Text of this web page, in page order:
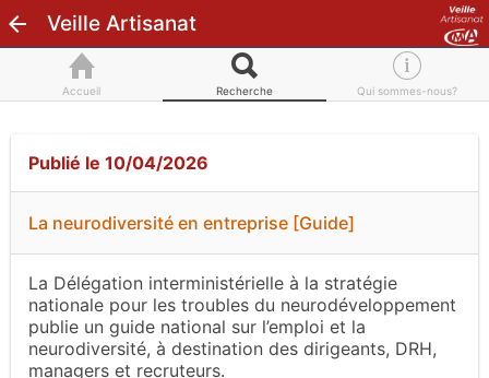
Veille Artisanat
Accueil Recherche Qui sommes-nous?
Publié le 10/04/2026
La neurodiversité en entreprise [Guide]
La Délégation interministérielle à la stratégie
nationale pour les troubles du neurodéveloppement
publie un guide national sur l’emploi et la
neurodiversité, à destination des dirigeants, DRH,
managers et recruteurs.